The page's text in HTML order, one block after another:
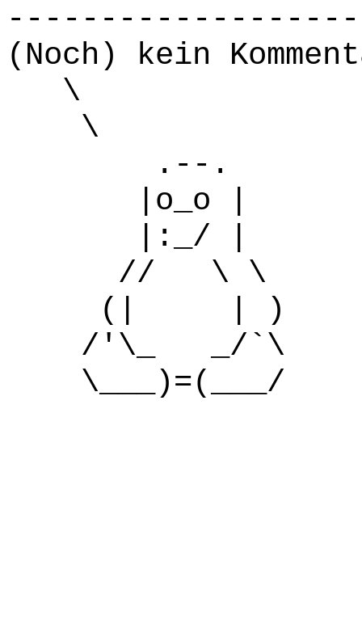
(Noch) kein
\
\
.--.
|o_o |
|:_/ |
// \ \
(| | )
/'\_ _/`\
\___)=(___/